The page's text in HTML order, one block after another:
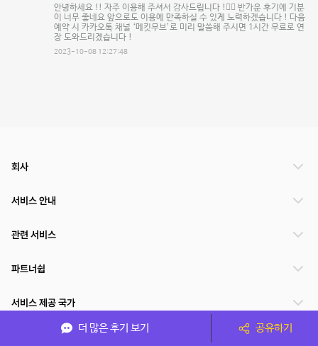
안녕하세요 !! 자주 이용해 주셔서 감사드립니다 !👍🏻 반가운 후기에 기분
이 너무 좋네요 앞으로도 이용에 만족하실 수 있게 노력하겠습니다 ! 다음
예약 시 카카오톡 채널 ‘메킷무브’로 미리 말씀해 주시면 1시간 무료로 연
장 도와드리겠습니다 !
2023-10-08 12:27:48
더 많은 후기 보기 공유하기
회사
서비스 안내
관련 서비스
파트너쉽
서비스 제공 국가